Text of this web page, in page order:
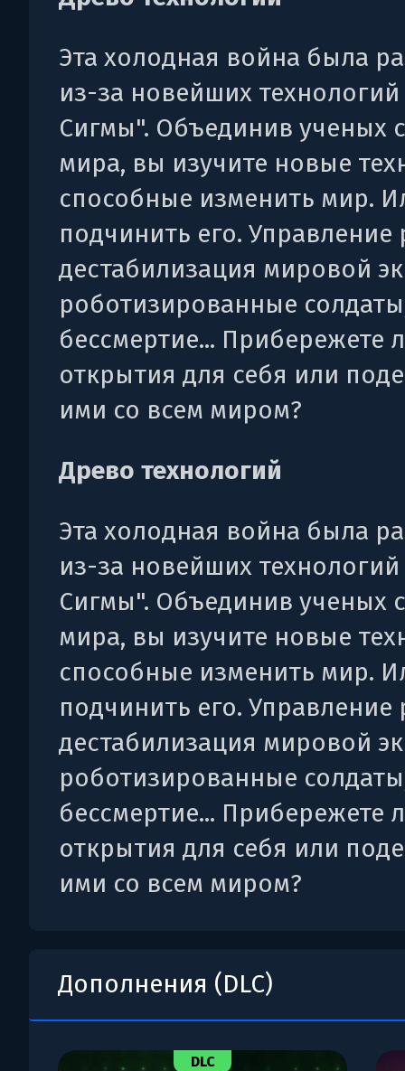
Эта холодная война была
из-за новейших
Сигмы". Объединив ученых
мира, вы изучите новые
способные изменить мир.
подчинить его. Управление
дестабилизация мировой
роботизированные
бессмертие... Прибережете
открытия для себя или
ими со всем миром?
Древо технологий
Эта холодная война была
из-за новейших
Сигмы". Объединив ученых
мира, вы изучите новые
способные изменить мир.
подчинить его. Управление
дестабилизация мировой
роботизированные
бессмертие... Прибережете
открытия для себя или
ими со всем миром?
Дополнения (DLC)
DLC